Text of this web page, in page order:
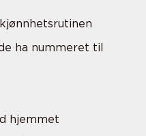
ha nummeret til
hjemmet